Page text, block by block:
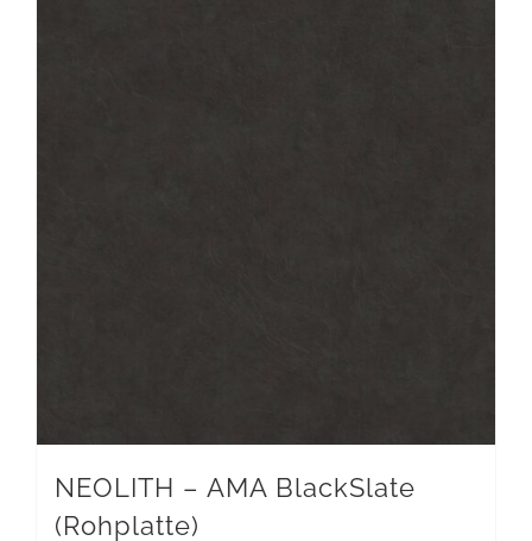
NEOLITH – AMA BlackSlate
(Rohplatte)